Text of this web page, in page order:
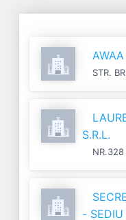
STR.
S.R.L.
NR.328
- SEDIU